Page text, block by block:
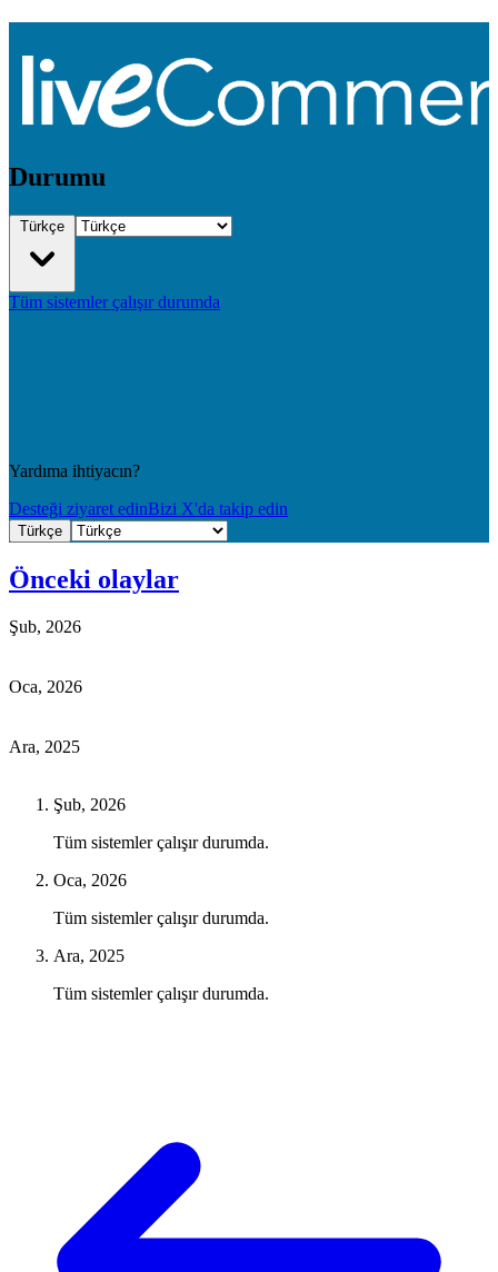
Durumu
Türkçe
Tüm sistemler çalışır durumda
Yardıma ihtiyacın?
Desteği ziyaret edinBizi X'da takip edin
Türkçe
Önceki olaylar
Şub, 2026
Oca, 2026
Ara, 2025
Şub, 2026
Tüm sistemler çalışır durumda.
Oca, 2026
Tüm sistemler çalışır durumda.
Ara, 2025
Tüm sistemler çalışır durumda.